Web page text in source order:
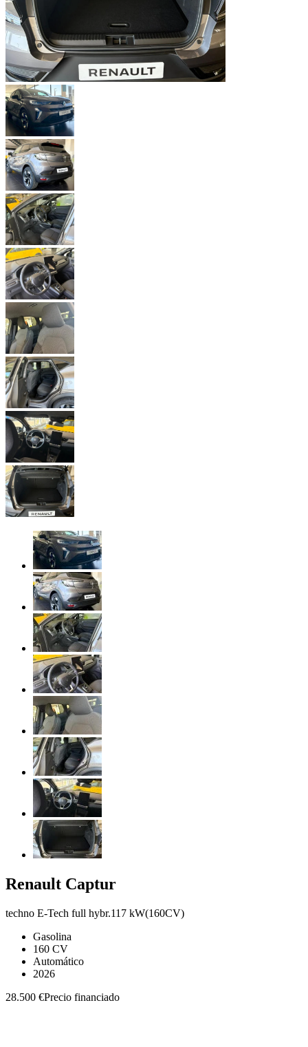
Renault Captur
techno E-Tech full hybr.117 kW(160CV)
Gasolina
160 CV
Automático
2026
28.500 €Precio financiado